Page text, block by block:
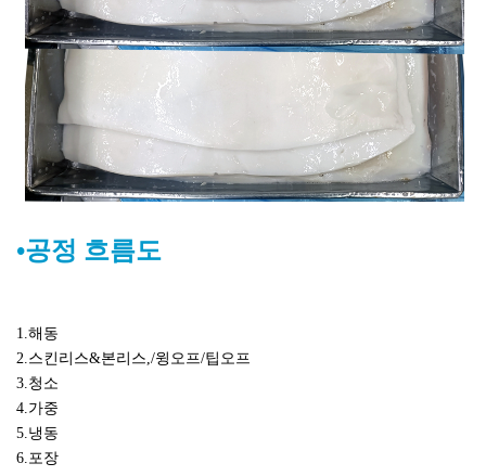
•공정 흐름도
1.해동
2.스킨리스&본리스,/윙오프/팁오프
3.청소
4.가중
5.냉동
6.포장